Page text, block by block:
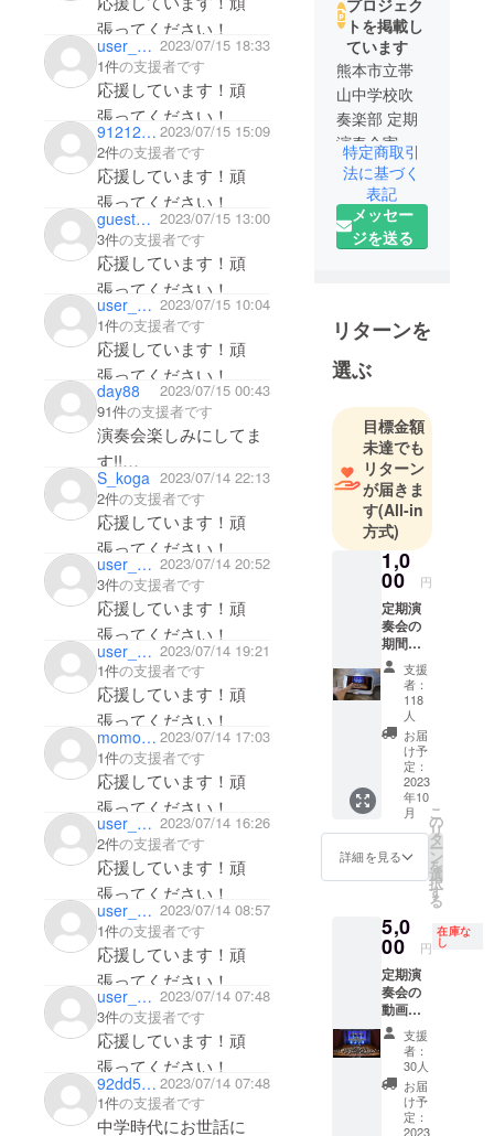
張ってください！
user_289db95bd004 2023/07/15 18:33
1件の支援者です
応援しています！頑
張ってください！
9121253mai 2023/07/15 15:09
2件の支援者です
応援しています！頑
張ってください！
guestd73999929574 2023/07/15 13:00
3件の支援者です
応援しています！頑
張ってください！
user_a3351dc5f0c4 2023/07/15 10:04
1件の支援者です
応援しています！頑
張ってください！
day88
2023/07/15 00:43
91件の支援者です
演奏会楽しみにしてま
す!!
応援しています！頑
張ってください！
S_koga 2023/07/14 22:13
2件の支援者です
応援しています！頑
張ってください！
user_a7dc5f90ec14 2023/07/14 20:52
3件の支援者です
応援しています！頑
張ってください！
user_490f1d915c74 2023/07/14 19:21
1件の支援者です
応援しています！頑
張ってください！
momo_moka 2023/07/14 17:03
1件の支援者です
応援しています！頑
張ってください！
user_c11a1f46dd14 2023/07/14 16:26
2件の支援者です
応援しています！頑
張ってください！
user_7e3c05390284 2023/07/14 08:57
1件の支援者です
応援しています！頑
張ってください！
user_a8060353f084 2023/07/14 07:48
3件の支援者です
応援しています！頑
張ってください！
92dd5c7cdda4 2023/07/14 07:48
1件の支援者です
中学時代にお世話に
プロジェク
トを掲載し
ています
熊本市立帯
山中学校吹
奏楽部 定期
演奏会実行
委員会で
す。部員の
保護者で運
営しており
輝き続ける
大きな経験
となる事を
信じて、今
年も定期演
奏会が開催
できるよう
に頑張りま
す。
帯山中/吹奏
特定商取引
法に基づく
表記
メッセー
ジを送る
リターンを
選ぶ
目標金額
未達でも
リターン
が届きま
す(All-in
方式)
1,0
00 円
定期演
奏会の
期間限
定動画
配信 ・
動画内
容：定
期演奏
会当日
の演奏
動画 ・
収録時
間：約2
時間 ・
視聴有
10月頃
を予
定〜1週
間の期
間限定
配信(確
定次第
メール
にてご
連絡い
たしま
す) ・提
支援
者：
118
人
お届
け予
定：
2023
年10
月
詳細を見る
こ
の
リ
タ
ー
ン
を
選
択
す
る
5,0
00 円
在庫な
し
定期演
奏会の
動画配
信と動
画内で
の支援
者名の
ご紹介
（ス
支援
者：
30人
お届
け予
定：
2023